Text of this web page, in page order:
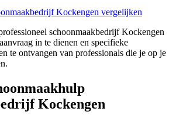
Kockengen vergelijken
schoonmaakbedrijf Kockengen
in te dienen en specifieke
te ontvangen van professionals die je op je
Kockengen